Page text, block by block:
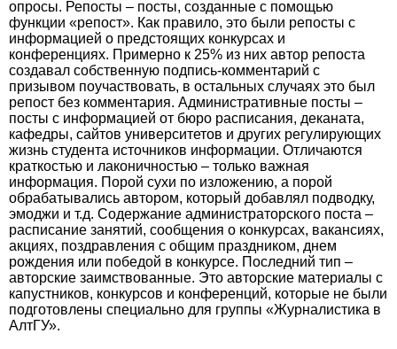
опросы. Репосты – посты, созданные с помощью
функции «репост». Как правило, это были репосты с
информацией о предстоящих конкурсах и
конференциях. Примерно к 25% из них автор репоста
создавал собственную подпись-комментарий с
призывом поучаствовать, в остальных случаях это был
репост без комментария. Административные посты –
посты с информацией от бюро расписания, деканата,
кафедры, сайтов университетов и других регулирующих
жизнь студента источников информации. Отличаются
краткостью и лаконичностью – только важная
информация. Порой сухи по изложению, а порой
обрабатывались автором, который добавлял подводку,
эмоджи и т.д. Содержание администраторского поста –
расписание занятий, сообщения о конкурсах, вакансиях,
акциях, поздравления с общим праздником, днем
рождения или победой в конкурсе. Последний тип –
авторские заимствованные. Это авторские материалы с
капустников, конкурсов и конференций, которые не были
подготовлены специально для группы «Журналистика в
АлтГУ».